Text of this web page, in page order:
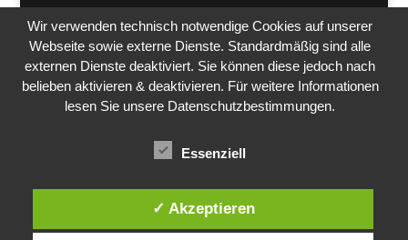
Wir verwenden technisch notwendige Cookies auf unserer
Webseite sowie externe Dienste. Standardmäßig sind alle
externen Dienste deaktiviert. Sie können diese jedoch nach
belieben aktivieren & deaktivieren. Für weitere Informationen
lesen Sie unsere Datenschutzbestimmungen.
Essenziell
✓ Akzeptieren